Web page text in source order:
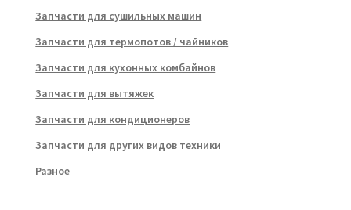
Запчасти для сушильных машин
Запчасти для термопотов / чайников
Запчасти для кухонных комбайнов
Запчасти для вытяжек
Запчасти для кондиционеров
Запчасти для других видов техники
Разное